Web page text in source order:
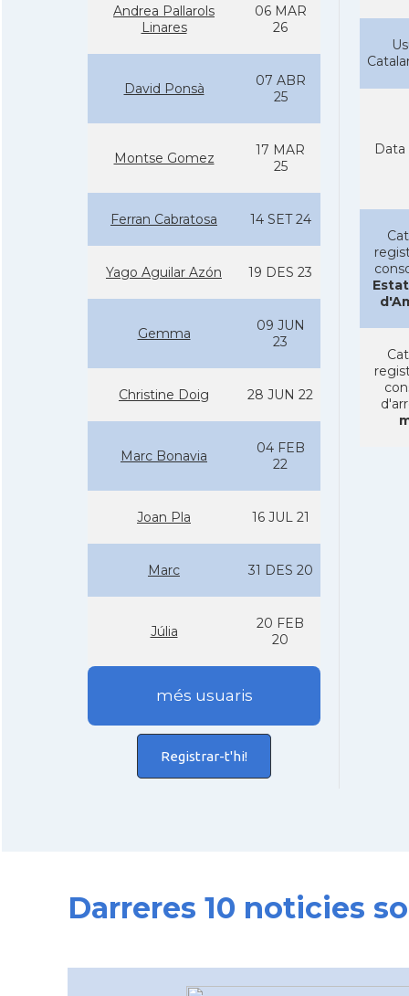
Andrea Pallarols
Linares
06 MAR
26
David Ponsà
07 ABR
25
Montse Gomez
17 MAR
25
Ferran Cabratosa 14 SET 24
Yago Aguilar Azón 19 DES 23
Gemma
09 JUN
23
Christine Doig 28 JUN 22
Marc Bonavia
04 FEB
22
Joan Pla 16 JUL 21
Marc 31 DES 20
Júlia
20 FEB
20
més usuaris
Registrar-t'hi!
Data
Darreres 10 noticies